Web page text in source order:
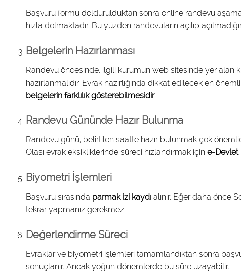
Başvuru formu doldurulduktan sonra online randevu
hızla dolmaktadır. Bu yüzden randevuların açılıp
Belgelerin Hazırlanması
Randevu öncesinde, ilgili kurumun web sitesinde yer alan
hazırlanmalıdır. Evrak hazırlığında dikkat edilecek en
belgelerin farklılık gösterebilmesidir.
Randevu Gününde Hazır Bulunma
Randevu günü, belirtilen saatte hazır bulunmak çok
Olası evrak eksikliklerinde süreci hızlandırmak için e-Devlet
Biyometri İşlemleri
Başvuru sırasında parmak izi kaydıalınır. Eğer daha önce
tekrar yapmanız gerekmez.
Değerlendirme Süreci
Evraklar ve biyometri işlemleri tamamlandıktan sonra
sonuçlanır. Ancak yoğun dönemlerde bu süre uzayabilir.